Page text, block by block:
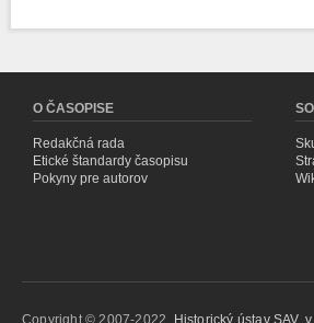
O ČASOPISE
Redakčná rada
Etické štandardy časopisu
Pokyny pre autorov